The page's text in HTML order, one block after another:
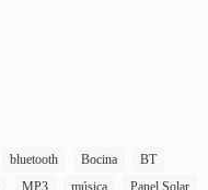
bluetooth Bocina
BT